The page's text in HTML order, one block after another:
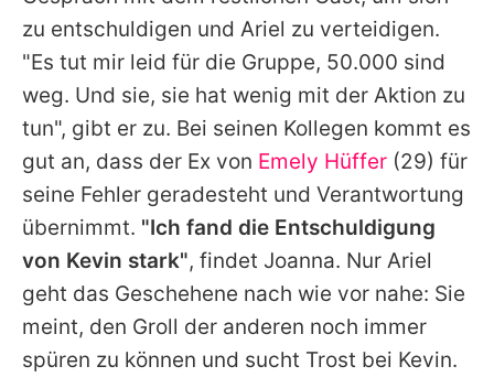
zu entschuldigen und Ariel zu verteidigen.
"Es tut mir leid für die Gruppe, 50.000 sind
weg. Und sie, sie hat wenig mit der Aktion zu
tun", gibt er zu. Bei seinen Kollegen kommt es
gut an, dass der Ex von Emely Hüffer (29) für
seine Fehler geradesteht und Verantwortung
übernimmt. "Ich fand die Entschuldigung
von Kevin stark", findet Joanna. Nur Ariel
geht das Geschehene nach wie vor nahe: Sie
meint, den Groll der anderen noch immer
spüren zu können und sucht Trost bei Kevin.